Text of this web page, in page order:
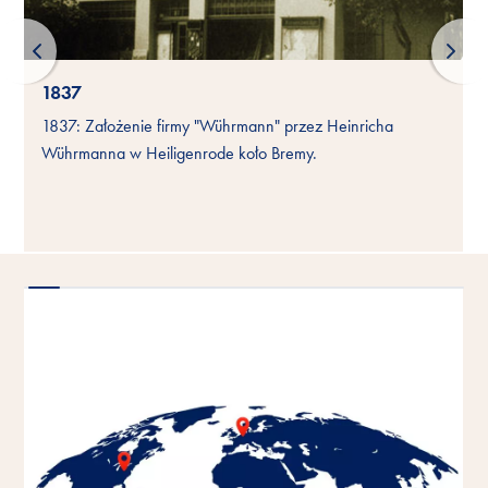
1837
1837: Założenie firmy "Wührmann" przez Heinricha
Wührmanna w Heiligenrode koło Bremy.